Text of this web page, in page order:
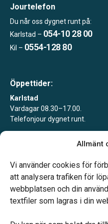
Allmänt
Vi använder cookies för
att analysera trafiken för
webbplatsen och din
textfiler som lagras i din
Jourtelefon
Du når oss dygnet runt på:
Karlstad – 054-10 28 00
Kil – 0554-128 80
Öppettider:
Karlstad
Vardagar 08.30–17.00.
Telefonjour dygnet runt.
Telefonjour dygnet runt.